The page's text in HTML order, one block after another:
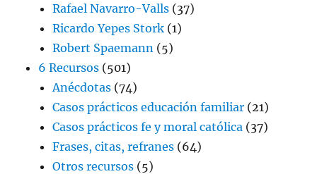
Rafael Navarro-Valls (37)
Ricardo Yepes Stork (1)
Robert Spaemann (5)
6 Recursos (501)
Anécdotas (74)
Casos prácticos educación familiar (21)
Casos prácticos fe y moral católica (37)
Frases, citas, refranes (64)
Otros recursos (5)